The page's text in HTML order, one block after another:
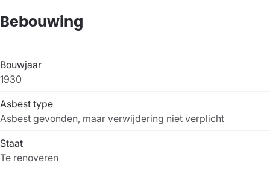
Bebouwing
Bouwjaar
1930
Asbest type
Asbest gevonden, maar verwijdering niet verplicht
Staat
Te renoveren